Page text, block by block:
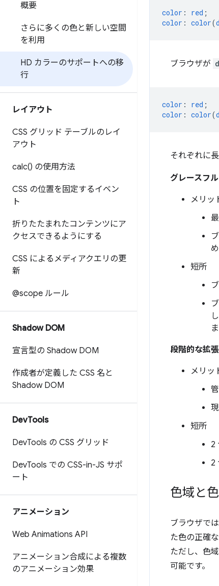
概要
さらに多くの色と新しい空間
を利用
HD カラーのサポートへの移
行
レイアウト
CSS グリッド テーブルのレイ
アウト
calc() の使用方法
CSS の位置を固定するイベン
ト
折りたたまれたコンテンツにア
クセスできるようにする
CSS によるメディアクエリの更
新
@scope ルール
Shadow DOM
宣言型の Shadow DOM
作成者が定義した CSS 名と
Shadow DOM
DevTools
DevTools の CSS グリッド
DevTools での CSS-in-JS サポ
ート
アニメーション
Web Animations API
アニメーション合成による複数
のアニメーション効果
color : red ;
color : color(
ブラウザが
color : red ;
color : color(
それぞれに
グレースフ
メリッ
短所
段階的な拡張
メリッ
短所
2
2
色域と
ブラウザで
た色の正確
ただし、色
可能です。